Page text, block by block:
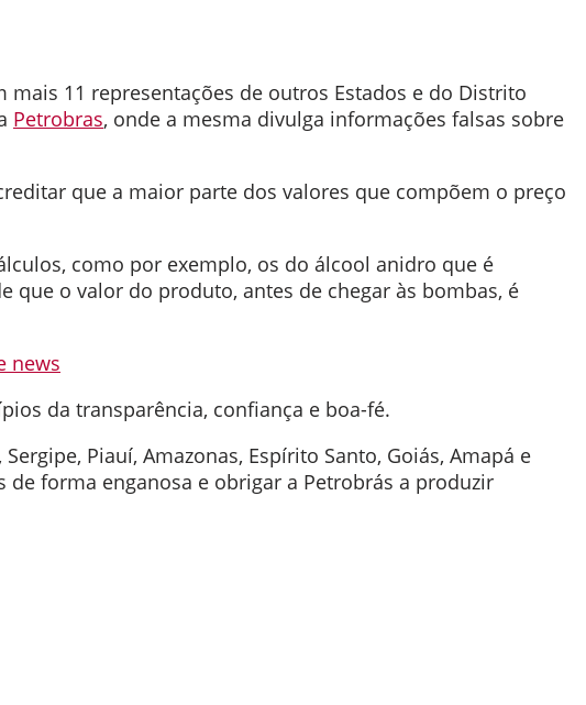
11 representações de outros Estados e do Distrito
Petrobras, onde a mesma divulga informações falsas sobre
que a maior parte dos valores que compõem o preço
como por exemplo, os do álcool anidro que é
que o valor do produto, antes de chegar às bombas, é
news
da transparência, confiança e boa-fé.
Piauí, Amazonas, Espírito Santo, Goiás, Amapá e
forma enganosa e obrigar a Petrobrás a produzir